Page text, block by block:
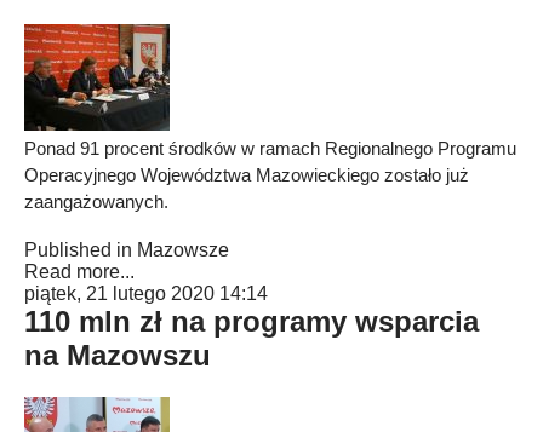
Ponad 91 procent środków w ramach Regionalnego Programu
Operacyjnego Województwa Mazowieckiego zostało już
zaangażowanych.
Published in Mazowsze
Read more...
piątek, 21 lutego 2020 14:14
110 mln zł na programy wsparcia
na Mazowszu